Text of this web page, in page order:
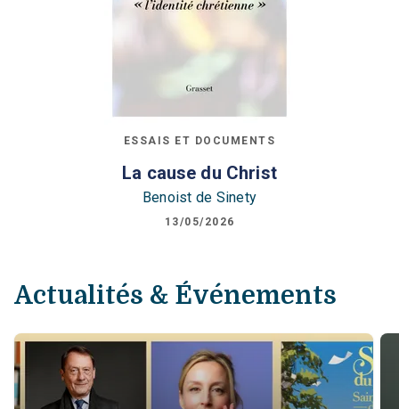
ESSAIS ET DOCUMENTS
La cause du Christ
Benoist de Sinety
13/05/2026
Actualités & Événements